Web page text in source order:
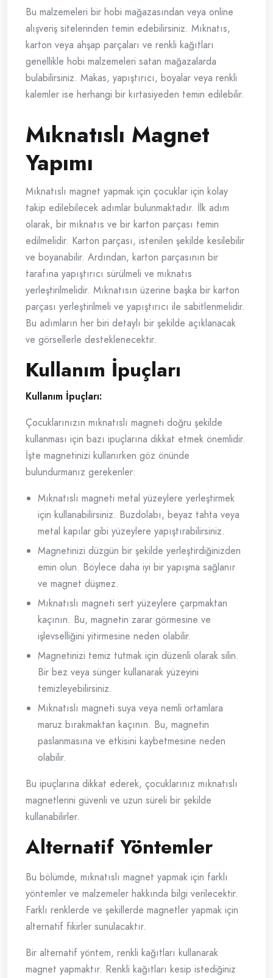
Bu malzemeleri bir hobi mağazasından veya online
alışveriş sitelerinden temin edebilirsiniz. Mıknatıs,
karton veya ahşap parçaları ve renkli kağıtları
genellikle hobi malzemeleri satan mağazalarda
bulabilirsiniz. Makas, yapıştırıcı, boyalar veya renkli
kalemler ise herhangi bir kırtasiyeden temin edilebilir.
Mıknatıslı Magnet
Yapımı
Mıknatıslı magnet yapmak için çocuklar için kolay
takip edilebilecek adımlar bulunmaktadır. İlk adım
olarak, bir mıknatıs ve bir karton parçası temin
edilmelidir. Karton parçası, istenilen şekilde kesilebilir
ve boyanabilir. Ardından, karton parçasının bir
tarafına yapıştırıcı sürülmeli ve mıknatıs
yerleştirilmelidir. Mıknatısın üzerine başka bir karton
parçası yerleştirilmeli ve yapıştırıcı ile sabitlenmelidir.
Bu adımların her biri detaylı bir şekilde açıklanacak
ve görsellerle desteklenecektir.
Kullanım İpuçları
Kullanım İpuçları:
Çocuklarınızın mıknatıslı magneti doğru şekilde
kullanması için bazı ipuçlarına dikkat etmek önemlidir.
İşte magnetinizi kullanırken göz önünde
bulundurmanız gerekenler:
Mıknatıslı magneti metal yüzeylere yerleştirmek
için kullanabilirsiniz. Buzdolabı, beyaz tahta veya
metal kapılar gibi yüzeylere yapıştırabilirsiniz.
Magnetinizi düzgün bir şekilde yerleştirdiğinizden
emin olun. Böylece daha iyi bir yapışma sağlanır
ve magnet düşmez.
Mıknatıslı magneti sert yüzeylere çarpmaktan
kaçının. Bu, magnetin zarar görmesine ve
işlevselliğini yitirmesine neden olabilir.
Magnetinizi temiz tutmak için düzenli olarak silin.
Bir bez veya sünger kullanarak yüzeyini
temizleyebilirsiniz.
Mıknatıslı magneti suya veya nemli ortamlara
maruz bırakmaktan kaçının. Bu, magnetin
paslanmasına ve etkisini kaybetmesine neden
olabilir.
Bu ipuçlarına dikkat ederek, çocuklarınız mıknatıslı
magnetlerini güvenli ve uzun süreli bir şekilde
kullanabilirler.
Alternatif Yöntemler
Bu bölümde, mıknatıslı magnet yapmak için farklı
yöntemler ve malzemeler hakkında bilgi verilecektir.
Farklı renklerde ve şekillerde magnetler yapmak için
alternatif fikirler sunulacaktır.
Bir alternatif yöntem, renkli kağıtları kullanarak
magnet yapmaktır. Renkli kağıtları kesip istediğiniz